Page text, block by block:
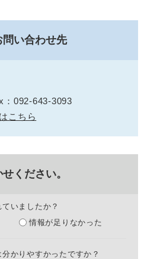
問い合わせ先
：092-643-3093
こちら
ください。
いましたか？
情報が足りなかった
かりやすかったですか？